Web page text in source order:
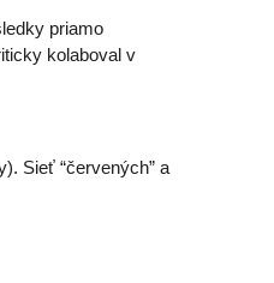
priamo
kolaboval v
Sieť “červených” a